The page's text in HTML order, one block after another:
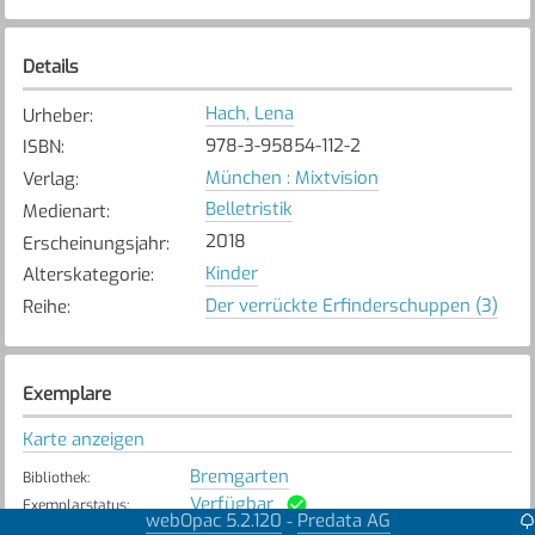
Details
Urheber:
Hach, Lena
ISBN:
978-3-95854-112-2
Verlag:
München : Mixtvision
Medienart:
Belletristik
Erscheinungsjahr:
2018
Alterskategorie:
Kinder
Reihe: Der verrückte Erfinderschuppen (3)
Exemplare
Karte anzeigen
Bibliothek: Bremgarten
Exemplarstatus: Verfügbar
webOpac 5.2.120 - Predata AG